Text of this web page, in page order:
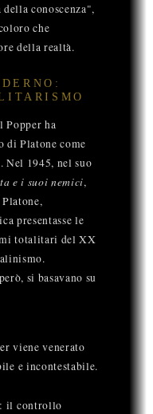
conoscenza",
che
della realtà.
ha
Platone come
Nel 1945, nel suo
e i suoi nemici,
presentasse le
totalitari del XX
si basavano su
viene venerato
e incontestabile.
il controllo